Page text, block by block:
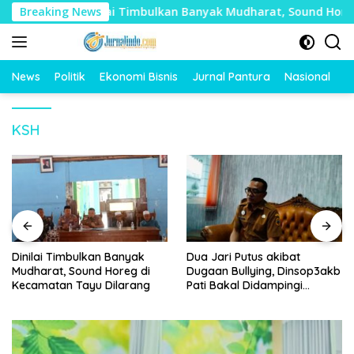
Langsung
ke
konten
Breaking News
Dinilai Timbulkan Banyak Mudharat, Sound Horeg
News Politik Ekonomi Bisnis Jurnal Pantura Nasional
KSH
Dinilai Timbulkan Banyak
Mudharat, Sound Horeg di
Kecamatan Tayu Dilarang
Dua Jari Putus akibat
Dugaan Bullying, Dinsop3akb
Pati Bakal Didampingi